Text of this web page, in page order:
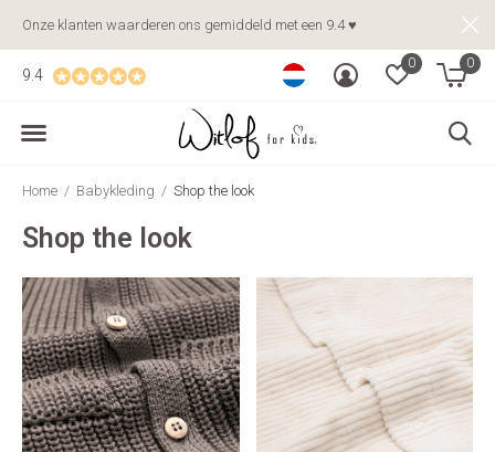
0 0
9.4
Onze klanten waarderen ons gemiddeld met een 9.4 ♥
Home Babykleding Shop the look
Shop the look